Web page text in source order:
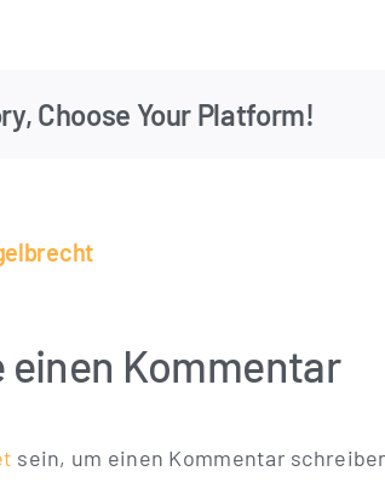
Choose Your Platform!
einen Kommentar
sein, um einen Kommentar